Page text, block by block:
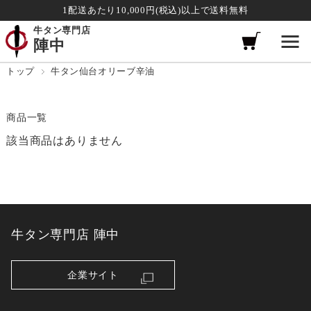
1配送あたり10,000円(税込)以上で送料無料
牛タン専門店
陣中
トップ 牛タン仙台オリーブ辛油
商品一覧
該当商品はありません
牛タン専門店 陣中
企業サイト